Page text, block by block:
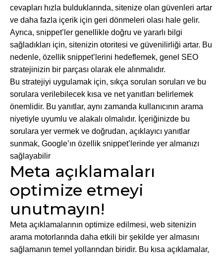
cevapları hızla bulduklarında, sitenize olan güvenleri artar
ve daha fazla içerik için geri dönmeleri olası hale gelir.
Ayrıca, snippet’ler genellikle doğru ve yararlı bilgi
sağladıkları için, sitenizin otoritesi ve güvenilirliği artar. Bu
nedenle, özellik snippet’lerini hedeflemek, genel SEO
stratejinizin bir parçası olarak ele alınmalıdır.
Bu stratejiyi uygulamak için, sıkça sorulan soruları ve bu
sorulara verilebilecek kısa ve net yanıtları belirlemek
önemlidir. Bu yanıtlar, aynı zamanda kullanıcının arama
niyetiyle uyumlu ve alakalı olmalıdır. İçeriğinizde bu
sorulara yer vermek ve doğrudan, açıklayıcı yanıtlar
sunmak, Google’ın özellik snippet’lerinde yer almanızı
sağlayabilir
Meta açıklamaları
optimize etmeyi
unutmayın!
Meta açıklamalarının optimize edilmesi, web sitenizin
arama motorlarında daha etkili bir şekilde yer almasını
sağlamanın temel yollarından biridir. Bu kısa açıklamalar,